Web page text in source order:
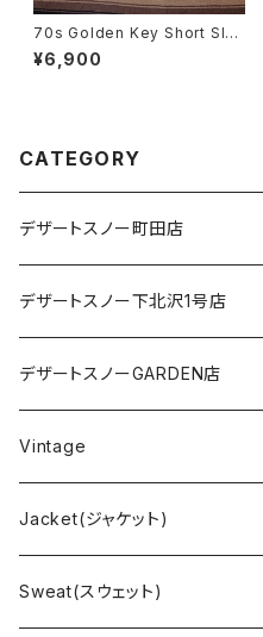
70s Golden Key Short Sle
eve Stripe Shirt size M
¥6,900
CATEGORY
デザートスノー町田店
デザートスノー下北沢1号店
デザートスノーGARDEN店
Vintage
Jacket(ジャケット)
US Military(ユーエスミリタリー)
Sweat(スウェット)